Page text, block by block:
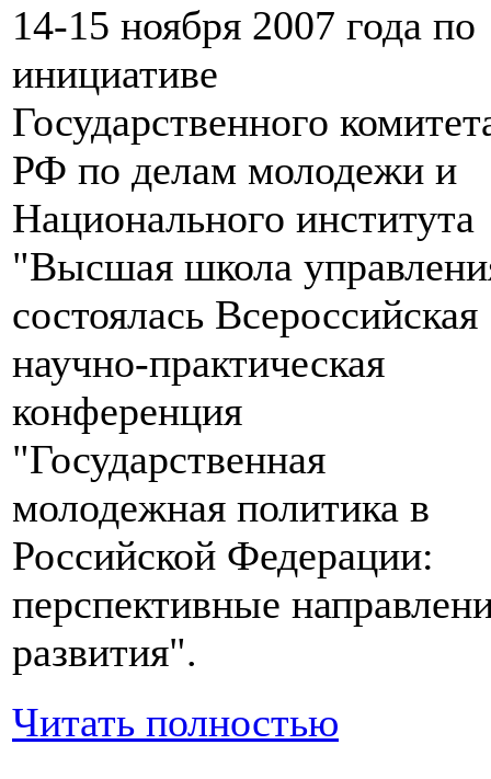
14-15 ноября 2007 года по
инициативе
Государственного
РФ по делам молодежи и
Национального института
"Высшая школа
состоялась Всероссийская
научно-практическая
конференция
"Государственная
молодежная политика в
Российской Федерации:
перспективные
развития".
Читать полностью